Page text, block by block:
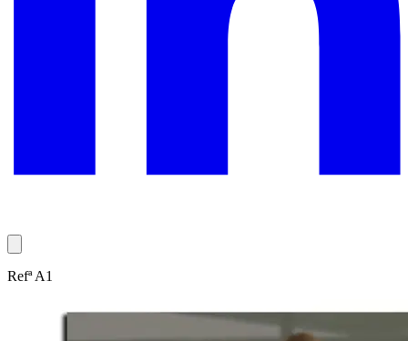
Refª A1